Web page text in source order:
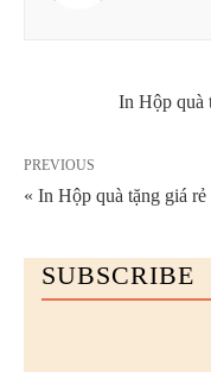
In Hộp quà
PREVIOUS
« In Hộp quà tặng giá
SUBSCRIBE